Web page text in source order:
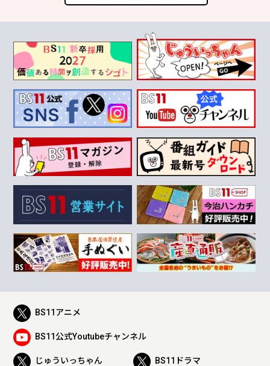
BS11アニメ
BS11公式Youtubeチャンネル
じゅういっちゃん BS11ドラマ